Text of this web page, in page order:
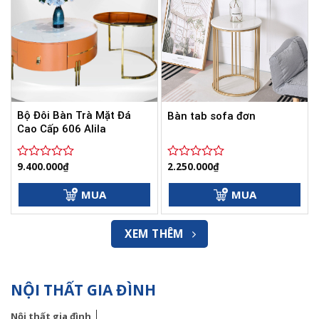
Bộ Đôi Bàn Trà Mặt Đá
Cao Cấp 606 Alila
Được
5
9.400.000₫
MUA
Bàn tab sofa đơn
Được
5
2.250.000₫
MUA
XEM THÊM
NỘI THẤT GIA ĐÌNH